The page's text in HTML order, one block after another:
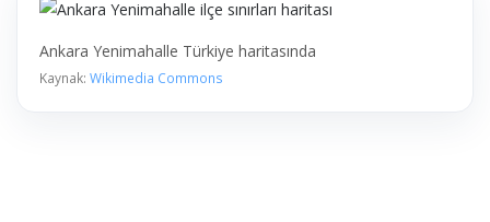
Ankara Yenimahalle Türkiye haritasında
Kaynak: Wikimedia Commons